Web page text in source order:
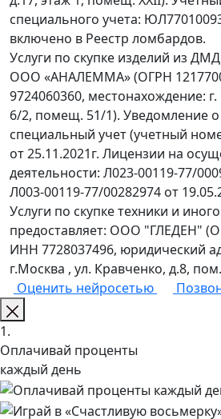
специального учета:
включено в Реестр ломбардов.
Услуги по скупке изделий из
ООО «АНАЛЕММА» (ОГРН
9724060360, местонахождение:
6/2, помещ. 51/1). Уведомление о
специальный учет (учетный
от 25.11.2021г. Лицензии на
деятельности: Л023-00119-77/
Л003-00119-77/00282974 от
Услуги по скупке техники и
предоставляет: ООО "ГЛЕДЕН"
ИНН 7728037496, юридический
г.Москва , ул. Кравченко, д.8,
Оценить нейросетью
1.
Оплачивай проценты
каждый день